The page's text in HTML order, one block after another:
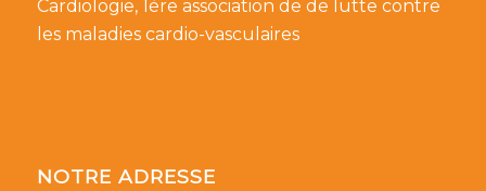
Cardiologie, 1ère association de de lutte contre
les maladies cardio-vasculaires
NOTRE ADRESSE